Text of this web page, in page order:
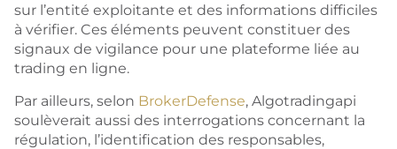
sur l’entité exploitante et des informations difficiles
à vérifier. Ces éléments peuvent constituer des
signaux de vigilance pour une plateforme liée au
trading en ligne.
Par ailleurs, selon BrokerDefense, Algotradingapi
soulèverait aussi des interrogations concernant la
régulation, l’identification des responsables,